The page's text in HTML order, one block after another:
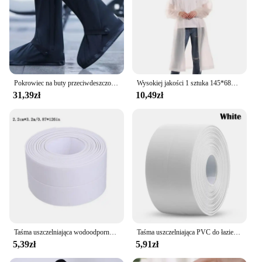
reliable choice for all your outdoor adventures.
31,39zł
Wysokiej jakości 1 sztuka 145*68CM EVA unisex płaszcz przeciwdeszczowy zagęszczony płaszcz przeciwdeszczowy kobiety wodoodporny mężczyzna czarny Camping wodoodporny kombinezon przeciwdeszczowy
10,49zł
5,39zł
Taśma uszczelniająca PVC do łazienki Łazienka Toaleta Kuchnia Taśma uszczelniająca Samoprzylepna wodoodporna naklejka ścienna Taśmy odporne na pleśń 1 rolka
5,91zł